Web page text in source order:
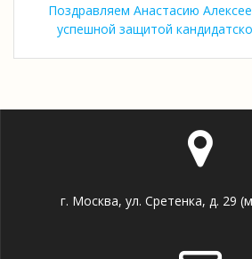
Поздравляем Анастасию
успешной защитой
г. Москва, ул. Сретенка, д. 29